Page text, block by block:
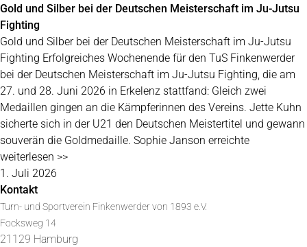
Gold und Silber bei der Deutschen Meisterschaft im Ju-Jutsu
Fighting
Gold und Silber bei der Deutschen Meisterschaft im Ju-Jutsu
Fighting Erfolgreiches Wochenende für den TuS Finkenwerder
bei der Deutschen Meisterschaft im Ju-Jutsu Fighting, die am
27. und 28. Juni 2026 in Erkelenz stattfand: Gleich zwei
Medaillen gingen an die Kämpferinnen des Vereins. Jette Kuhn
sicherte sich in der U21 den Deutschen Meistertitel und gewann
souverän die Goldmedaille. Sophie Janson erreichte
weiterlesen >>
1. Juli 2026
Kontakt
Turn- und Sportverein Finkenwerder von 1893 e.V.
Focksweg 14
21129 Hamburg